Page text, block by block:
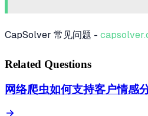
CapSolver 常见问题 -
Related Questions
网络爬虫如何支持客户情感